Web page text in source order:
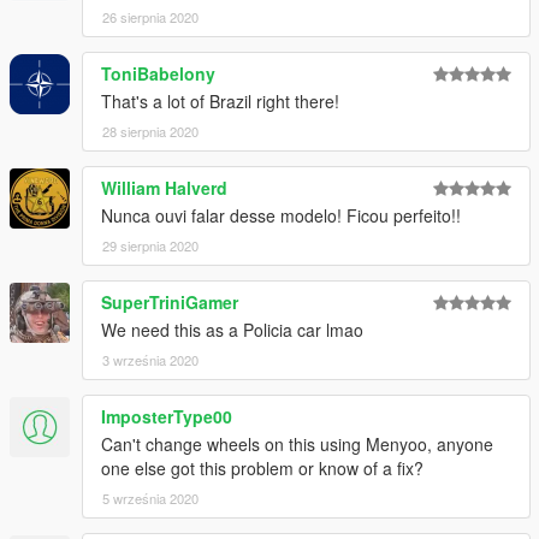
Rockstar Games: Partes compartilhadas
-Eddlm: Dados de handling
-Valante Luize Sushi: Fotos
-ToniBabelony: Fotos (Nota: confira o mangá dele,
Star🟊Screamers. É ótimo.)
GuywiththeJordan1s: Descrição (em inglês), fotos
Instruções de Instalação
-Coloque a pasta "spcarumba" em
mods\update\x64\dlcpacks
Adicione esta linha -> dlcpacks:\spcarumba\ em
dlclist.xml (mods\update\update.rpf\common\data)
Aproveite.
26 sierpnia 2020
ToniBabelony
That's a lot of Brazil right there!
28 sierpnia 2020
William Halverd
Nunca ouvi falar desse modelo! Ficou perfeito!!
29 sierpnia 2020
SuperTriniGamer
We need this as a Policia car lmao
3 września 2020
ImposterType00
Can't change wheels on this using Menyoo, anyone
one else got this problem or know of a fix?
5 września 2020